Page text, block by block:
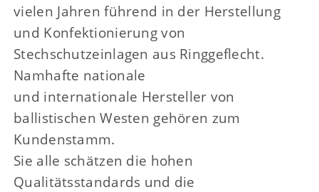
vielen Jahren führend in der Herstellung
und Konfektionierung von
Stechschutzeinlagen aus Ringgeflecht.
Namhafte nationale
und internationale Hersteller von
ballistischen Westen gehören zum
Kundenstamm.
Sie alle schätzen die hohen
Qualitätsstandards und die